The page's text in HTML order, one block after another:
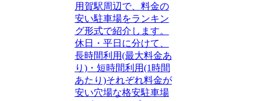
用賀駅周辺で、料金の
安い駐車場をランキン
グ形式で紹介します。
休日・平日に分けて、
長時間利用(最大料金あ
り)・短時間利用(1時間
あたり)それぞれ料金が
安い穴場な格安駐車場